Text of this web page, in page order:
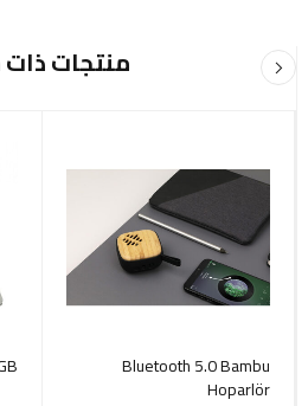
منتجات
Bluetooth 5.0 Bambu
Hoparlör